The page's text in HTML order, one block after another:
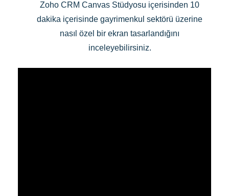
Zoho CRM Canvas Stüdyosu içerisinden 10
dakika içerisinde gayrimenkul sektörü üzerine
nasıl özel bir ekran tasarlandığını
inceleyebilirsiniz.